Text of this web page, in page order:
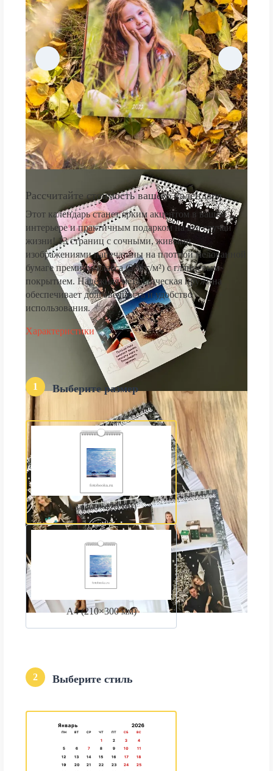
Рассчитайте стоимость вашего календаря
Этот календарь станет ярким акцентом в вашем
интерьере и практичным подарком на все случаи
жизни! 13 страниц с сочными, живыми
изображениями напечатаны на плотной мелованной
бумаге премиум-класса (250 г/м²) с глянцевым
покрытием. Надёжная металлическая пружина
обеспечивает долговечность и удобство
использования.
Характеристики
1 Выберите размер
А3 (300×420 мм)
А4 (210×300 мм)
2 Выберите стиль